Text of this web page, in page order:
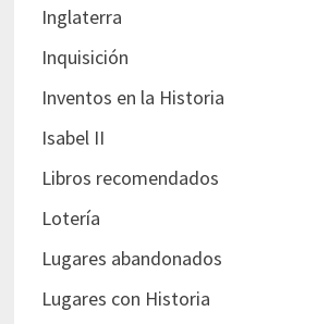
Inglaterra
Inquisición
Inventos en la Historia
Isabel II
Libros recomendados
Lotería
Lugares abandonados
Lugares con Historia